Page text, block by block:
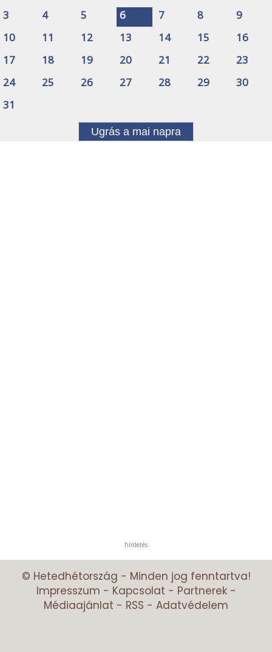
3
4 5 6 7 8
9
10
11 12 13 14 15
16
17
18 19 20 21 22
23
24
25 26 27 28 29
30
31
Ugrás a mai napra
hirdetés
© Hetedhétország - Minden jog fenntartva!
Impresszum - Kapcsolat - Partnerek-
Médiaajánlat - RSS - Adatvédelem